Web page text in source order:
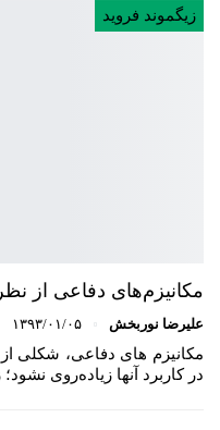
زیگموند فروید
مکانیزم‌های دفاعی از
علیرضا نوربخش ۱۳۹۳/۰۱/۰۵
مکانیزم های دفاعی، شکلی از
در کاربرد آنها زیاده‌روی